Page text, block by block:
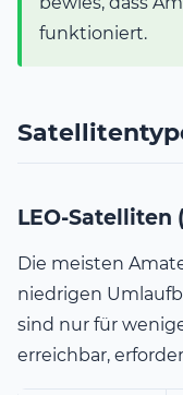
funktioniert.
LEO-Satelliten
Die meisten
niedrigen
sind nur für
erreichbar,